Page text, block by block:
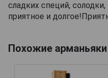
сладких специй,
приятное и
Похожие арманьяки